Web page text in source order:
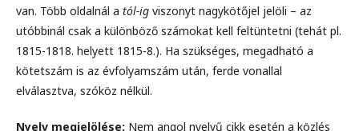
van. Több oldalnál a tól-ig viszonyt nagykötőjel jelöli – az
utóbbinál csak a különböző számokat kell feltüntetni (tehát pl.
1815-1818. helyett 1815-8.). Ha szükséges, megadható a
kötetszám is az évfolyamszám után, ferde vonallal
elválasztva, szóköz nélkül.
Nyelv megjelölése: Nem angol nyelvű cikk esetén a közlés